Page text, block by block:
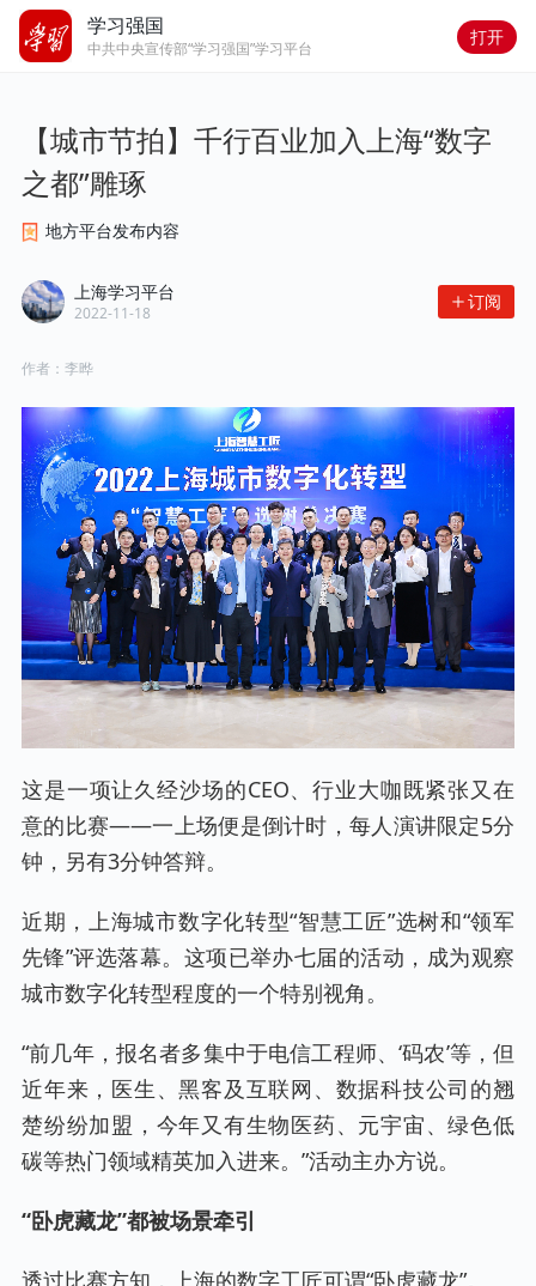
学习强国
中共中央宣传部“学习强国”学习平台
打开
【城市节拍】千行百业加入上海“数字
之都”雕琢
地方平台发布内容
上海学习平台
2022-11-18
订阅
作者： 李晔
这是一项让久经沙场的CEO、行业大咖既紧张又在
意的比赛——一上场便是倒计时，每人演讲限定5分
钟，另有3分钟答辩。
近期，上海城市数字化转型“智慧工匠”选树和“领军
先锋”评选落幕。这项已举办七届的活动，成为观察
城市数字化转型程度的一个特别视角。
“前几年，报名者多集中于电信工程师、‘码农’等，但
近年来，医生、黑客及互联网、数据科技公司的翘
楚纷纷加盟，今年又有生物医药、元宇宙、绿色低
碳等热门领域精英加入进来。”活动主办方说。
“卧虎藏龙”都被场景牵引
透过比赛方知，上海的数字工匠可谓“卧虎藏龙”。